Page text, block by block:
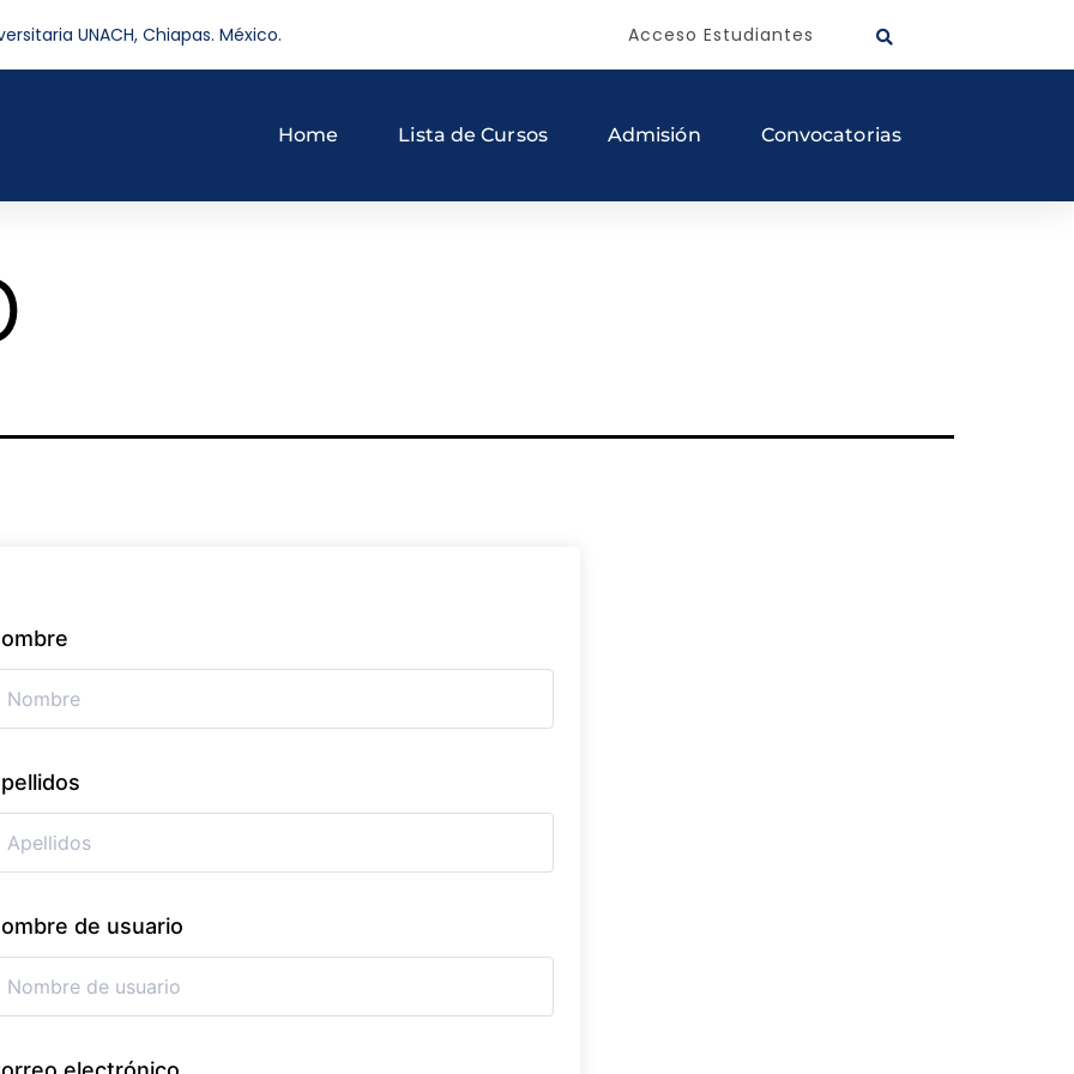
UNACH, Chiapas. México. Acceso Estudiantes
Home Lista de Cursos Admisión Convocatorias
de usuario